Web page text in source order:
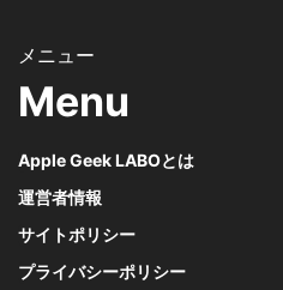
Menu
Apple Geek LABOとは
運営者情報
サイトポリシー
プライバシーポリシー